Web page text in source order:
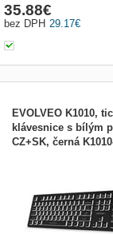
29.17€
bez DPH
35.88€
EVOLVEO K1010,
klávesnice s bílým
CZ+SK, černá
Výklopné nožičky 12
kláves Klávesnice